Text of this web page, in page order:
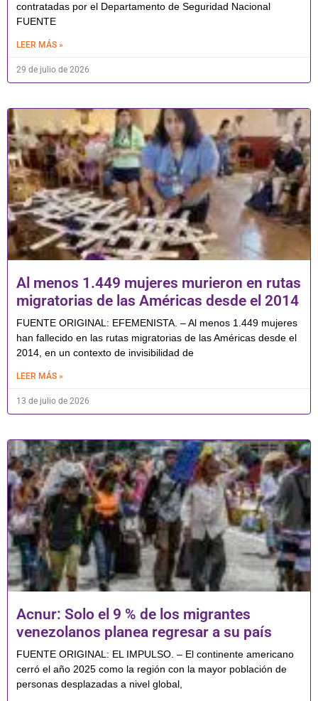
contratadas por el Departamento de Seguridad Nacional
FUENTE
LEER MÁS »
29 de julio de 2026
Al menos 1.449 mujeres murieron en rutas
migratorias de las Américas desde el 2014
FUENTE ORIGINAL: EFEMENISTA. – Al menos 1.449 mujeres
han fallecido en las rutas migratorias de las Américas desde el
2014, en un contexto de invisibilidad de
LEER MÁS »
13 de julio de 2026
Acnur: Solo el 9 % de los migrantes
venezolanos planea regresar a su país
FUENTE ORIGINAL: EL IMPULSO. – El continente americano
cerró el año 2025 como la región con la mayor población de
personas desplazadas a nivel global,